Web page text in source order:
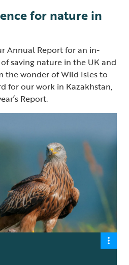
for nature in
Annual Report for an in-
saving nature in the UK and
the wonder of Wild Isles to
for our work in Kazakhstan,
Report.